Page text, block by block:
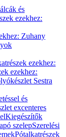
és
ezekhez:
Zuhany
ezekhez:
ezekhez:
Sestra
és
excenteres
Kiegészítők
szelepSzerelési
Pótalkatrészek